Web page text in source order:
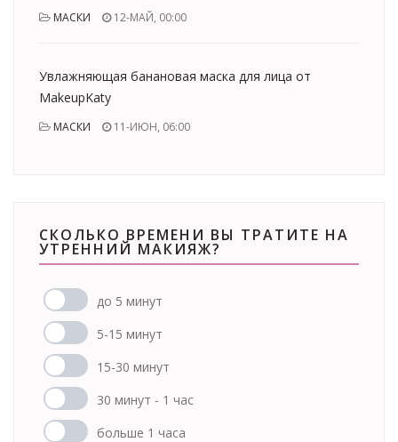
МАСКИ 12-МАЙ, 00:00
Увлажняющая банановая маска для лица от
MakeupKaty
МАСКИ 11-ИЮН, 06:00
СКОЛЬКО ВРЕМЕНИ ВЫ ТРАТИТЕ НА
УТРЕННИЙ МАКИЯЖ?
до 5 минут
5-15 минут
15-30 минут
30 минут - 1 час
больше 1 часа